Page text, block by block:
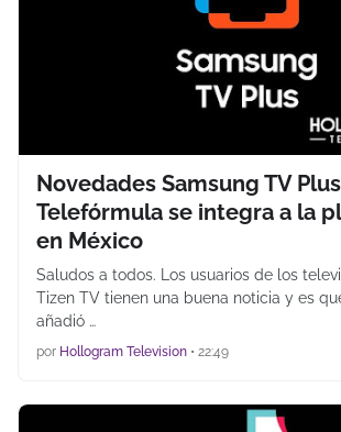
Novedades Samsung TV
Telefórmula se integra a la
en México
Saludos a todos. Los usuarios de los
Tizen TV tienen una buena noticia y es
añadió …
por Hollogram Television • 22:49